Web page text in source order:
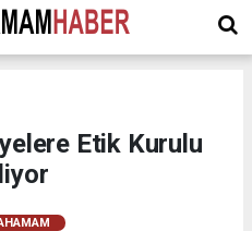
Etik Kurulu